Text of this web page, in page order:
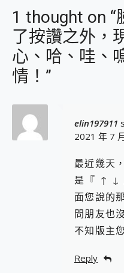
1 thought on “
了按讚之外，
心、哈、哇、
情！”
elin197911
2021 年 7
最近幾天
是『 ↑ ↓
面您說的
問朋友也
不知版主
Reply